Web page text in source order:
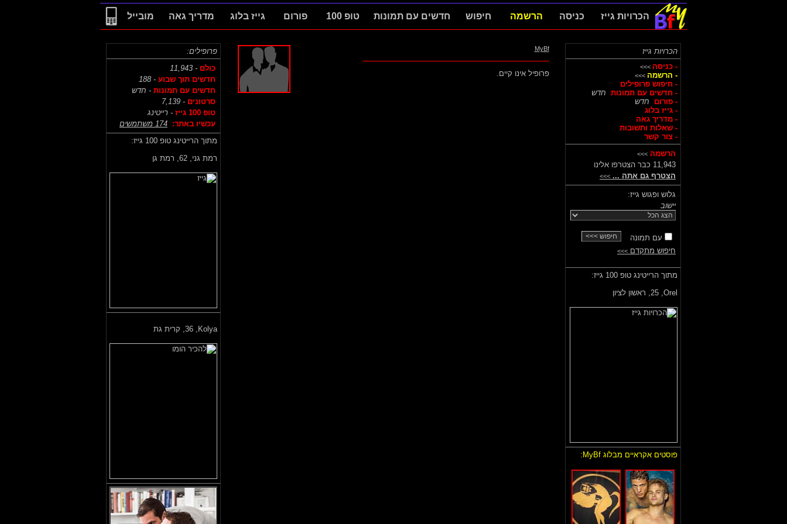
הכרויות גייז כניסה הרשמה חיפוש חדשים עם תמונות טופ 100 פורום גייז בלוג מדריך גאה מובייל
הכרויות גייז
- כניסה >>>
- הרשמה >>>
- חיפוש פרופילים
- חדשים עם תמונות חדש
- פורום
חדש
- גייז בלוג
- מדריך גאה
- שאלות ותשובות
- צור קשר
הרשמה >>>
11,943 כבר הצטרפו אלינו
הצטרף גם אתה ... >>>
גלוש ופגוש גייז:
יישוב
עם תמונה
חיפוש מתקדם >>>
מתוך הרייטינג טופ 100 גייז:
Orel, 25, ראשון לציון
פוסטים אקראיים מבלוג MyBf:
MyBf
פרופיל אינו קיים.
פרופילים:
כולם - 11,943
חדשים תוך שבוע - 188
חדשים עם תמונות - חדש
סרטונים - 7,139
טופ 100 גייז
- רייטינג
עכשיו באתר: 174 משתמשים
מתוך הרייטינג טופ 100 גייז:
רמת גני, 62, רמת גן
Kolya, 36, קרית גת